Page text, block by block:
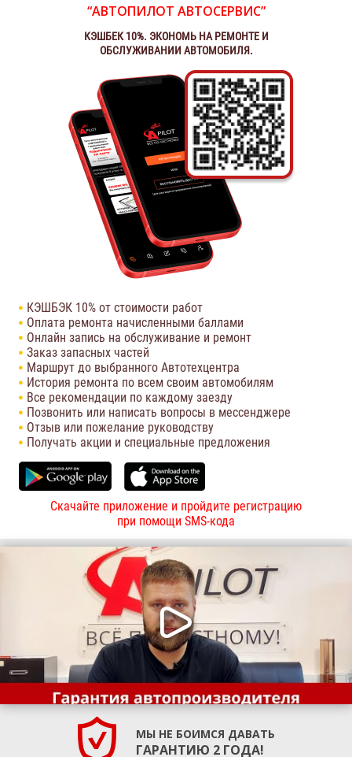
“АВТОПИЛОТ АВТОСЕРВИС”
КЭШБЕК 10%. ЭКОНОМЬ НА РЕМОНТЕ И
ОБСЛУЖИВАНИИ АВТОМОБИЛЯ.
КЭШБЭК 10% от стоимости работ
Оплата ремонта начисленными баллами
Онлайн запись на обслуживание и ремонт
Заказ запасных частей
Маршрут до выбранного Автотехцентра
История ремонта по всем своим автомобилям
Все рекомендации по каждому заезду
Позвонить или написать вопросы в мессенджере
Отзыв или пожелание руководству
Получать акции и специальные предложения
Скачайте приложение и пройдите регистрацию
при помощи SMS-кода
МЫ НЕ БОИМСЯ ДАВАТЬ
ГАРАНТИЮ 2 ГОДА!